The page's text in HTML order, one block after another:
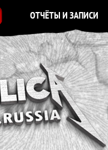
ОТЧЁТЫ И ЗАПИСИ